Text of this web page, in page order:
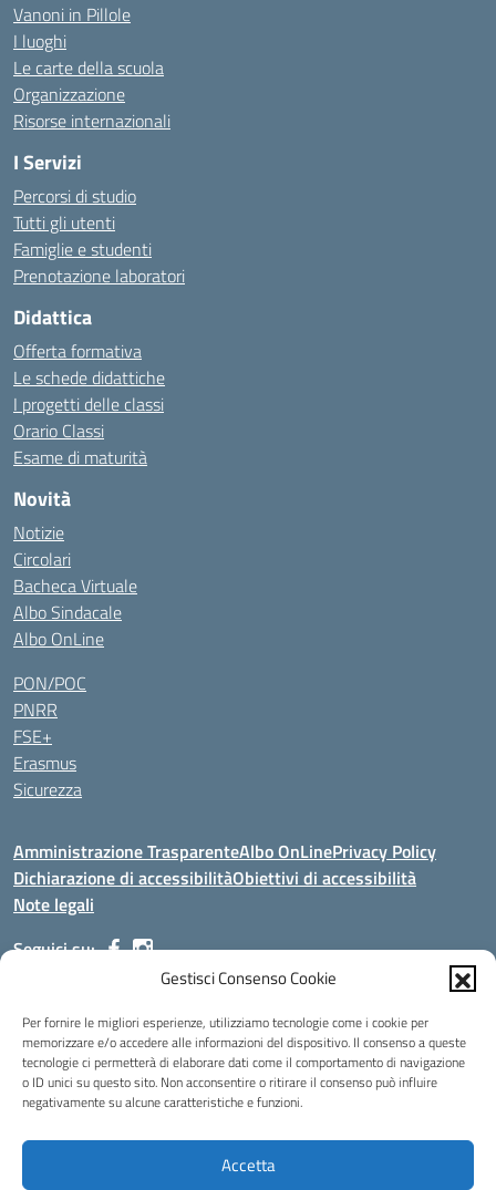
Gestisci Consenso Cookie
Per fornire le migliori esperienze, utilizziamo tecnologie come i cookie per
memorizzare e/o accedere alle informazioni del dispositivo. Il consenso a queste
tecnologie ci permetterà di elaborare dati come il comportamento di navigazione
o ID unici su questo sito. Non acconsentire o ritirare il consenso può influire
negativamente su alcune caratteristiche e funzioni.
Accetta
Vanoni in Pillole
I luoghi
Le carte della scuola
Organizzazione
Risorse internazionali
I Servizi
Percorsi di studio
Tutti gli utenti
Famiglie e studenti
Prenotazione laboratori
Didattica
Offerta formativa
Le schede didattiche
I progetti delle classi
Orario Classi
Esame di maturità
Novità
Notizie
Circolari
Bacheca Virtuale
Albo Sindacale
Albo OnLine
PON/POC
PNRR
FSE+
Erasmus
Sicurezza
Amministrazione TrasparenteAlbo OnLinePrivacy Policy
Dichiarazione di accessibilitàObiettivi di accessibilità
Note legali
Seguici su:
Indirizzo:Via Malagrida, 3 - 22017 Menaggio (CO)
Centralino:+39 0344.32.539 Email:cois00100g@istruzione.it
Posta elettronica certificata (PEC):cois00100g@pec.istruzione.it
Codice fiscale: 84004690131
Codice Indice delle Pubbliche Amministrazioni (IPA): istsc_cois00100g
Codice unico di fatturazione (CUF): UFMDNA